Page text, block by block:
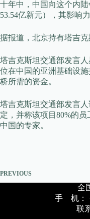
十年中，中国向这个内
53.54亿新元），其影响
据报道，北京持有塔吉克
塔吉克斯坦交通部发言
位在中国的亚洲基础设
桥所需的资金。
塔吉克斯坦交通部发言
定，并称该项目80%的
中国的专家。
PREVIOUS
全
手 机：
联